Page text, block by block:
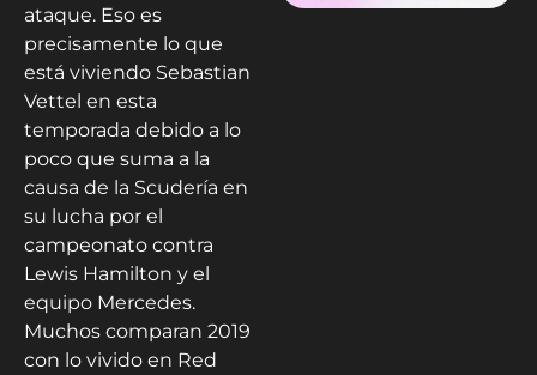
ataque. Eso es
precisamente lo que
está viviendo Sebastian
Vettel en esta
temporada debido a lo
poco que suma a la
causa de la Scudería en
su lucha por el
campeonato contra
Lewis Hamilton y el
equipo Mercedes.
Muchos comparan 2019
con lo vivido en Red